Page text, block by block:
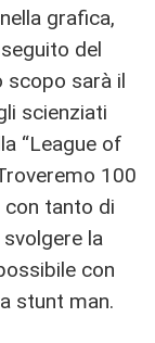
grafica,
del
scopo sarà il
scienziati
“League of
100
tanto di
la
con
stunt man.